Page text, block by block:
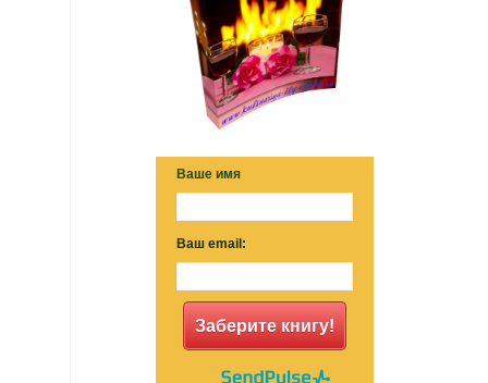
Ваше имя
Ваш email:
Заберите книгу!